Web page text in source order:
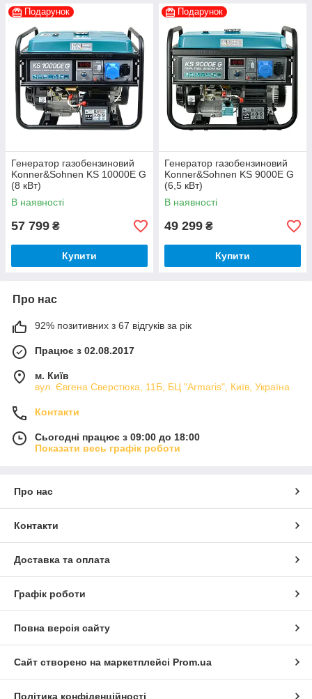
Подарунок
Генератор газобензиновий
Konner&Sohnen KS 10000Е G
(8 кВт)
В наявності
57 799 ₴
Купити
Подарунок
Генератор газобензиновий
Konner&Sohnen KS 9000E G
(6,5 кВт)
В наявності
49 299 ₴
Купити
Про нас
92% позитивних з 67 відгуків за рік
Працює з 02.08.2017
м. Київ
вул. Євгена Сверстюка, 11Б, БЦ "Armaris", Київ, Україна
Контакти
Сьогодні працює з 09:00 до 18:00
Показати весь графік роботи
Про нас
Контакти
Доставка та оплата
Графік роботи
Повна версія сайту
Сайт створено на маркетплейсі Prom.ua
Політика конфіденційності